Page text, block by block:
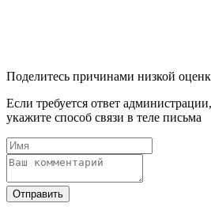
Поделитесь причинами низкой
Если требуется ответ администрации,
укажите способ связи в теле письма
Отправить